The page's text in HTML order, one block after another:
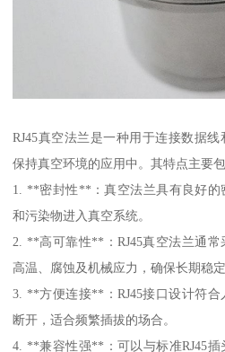
RJ45真空法兰是一种用于连接数据
保持真空环境的应用中。其特点主要包
1. **密封性**：真空法兰具有良好的
和污染物进入真空系统。
2. **高可靠性**：RJ45真空法兰通
高温、腐蚀及机械应力，确保长期稳定
3. **方便连接**：RJ45接口设计符
断开，适合频繁插拔的场合。
4. **兼容性强**：可以与标准RJ45